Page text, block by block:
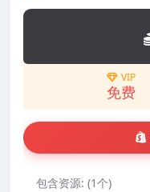
VIP
免费
包含资源: (1个)